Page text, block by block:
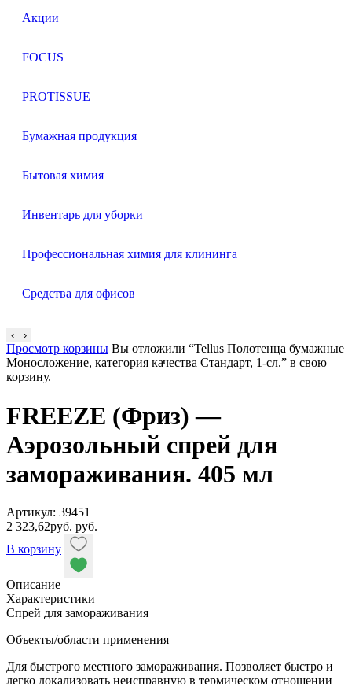
Акции
FOCUS
PROTISSUE
Бумажная продукция
Бытовая химия
Инвентарь для уборки
Профессиональная химия для клининга
Средства для офисов
‹ ›
Просмотр корзины Вы отложили “Tellus Полотенца бумажные
Моносложение, категория качества Стандарт, 1-сл.” в свою
корзину.
FREEZE (Фриз) —
Аэрозольный спрей для
замораживания. 405 мл
Артикул: 39451
2 323,62руб. руб.
В корзину
Описание
Характеристики
Спрей для замораживания
Объекты/области применения
Для быстрого местного замораживания. Позволяет быстро и
легко локализовать неисправную в термическом отношении